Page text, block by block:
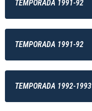
TEMPORADA 1991-92
TEMPORADA 1991-92
TEMPORADA 1992-1993